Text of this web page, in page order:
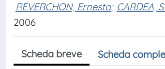
REVERCHON, Ernesto; CARDEA,
2006
Scheda breve Scheda